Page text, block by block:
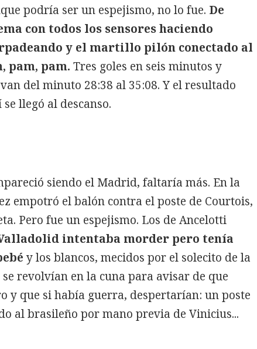
podría ser un espejismo, no lo fue. De
con todos los sensores haciendo
y el martillo pilón conectado al
pam, pam. Tres goles en seis minutos y
del minuto 28:38 al 35:08. Y el resultado
llegó al descanso.
siendo el Madrid, faltaría más. En la
empotró el balón contra el poste de Courtois,
Pero fue un espejismo. Los de Ancelotti
intentaba morder pero tenía
y los blancos, mecidos por el solecito de la
revolvían en la cuna para avisar de que
y que si había guerra, despertarían: un poste
al brasileño por mano previa de Vinicius...